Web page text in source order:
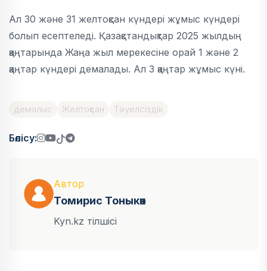
Ал 30 және 31 желтоқсан күндері жұмыс күндері
болып есептеледі. Қазақстандықтар 2025 жылдың
қаңтарында Жаңа жыл мерекесіне орай 1 және 2
қаңтар күндері демалады. Ал 3 қаңтар жұмыс күні.
демалыс Желтоқсан Тәуелсіздік
Бөлісу:
Автор
Томирис Тоныкөк
Kyn.kz тілшісі